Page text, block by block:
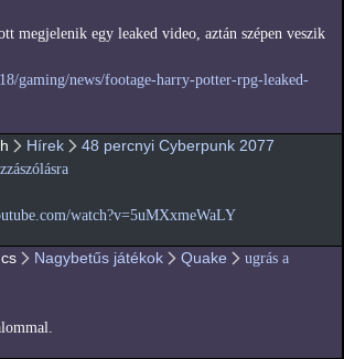
megjelenik egy leaked video, aztán szépen veszik
gaming/news/footage-harry-potter-rpg-leaked-
Hírek
48 percnyi Cyberpunk 2077
watch?v=5uMXxmeWaLY
Nagybetűs játékok Quake
ugrás a